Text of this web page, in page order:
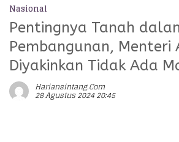
Nasional
Pentingnya Tanah
Pembangunan, Menteri
Diyakinkan Tidak Ada
Hariansintang.com
28 Agustus 2024 20:45